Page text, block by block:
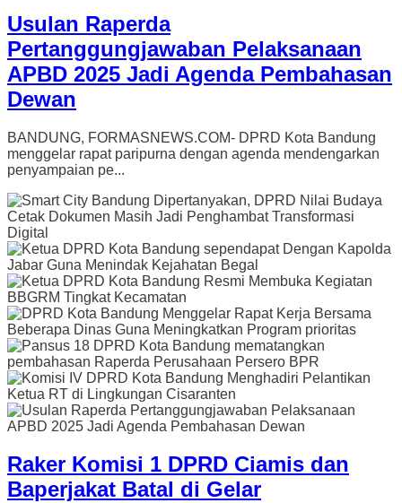
Usulan Raperda
Pertanggungjawaban Pelaksanaan
APBD 2025 Jadi Agenda Pembahasan
Dewan
BANDUNG, FORMASNEWS.COM- DPRD Kota Bandung
menggelar rapat paripurna dengan agenda mendengarkan
penyampaian pe...
Raker Komisi 1 DPRD Ciamis dan
Baperjakat Batal di Gelar